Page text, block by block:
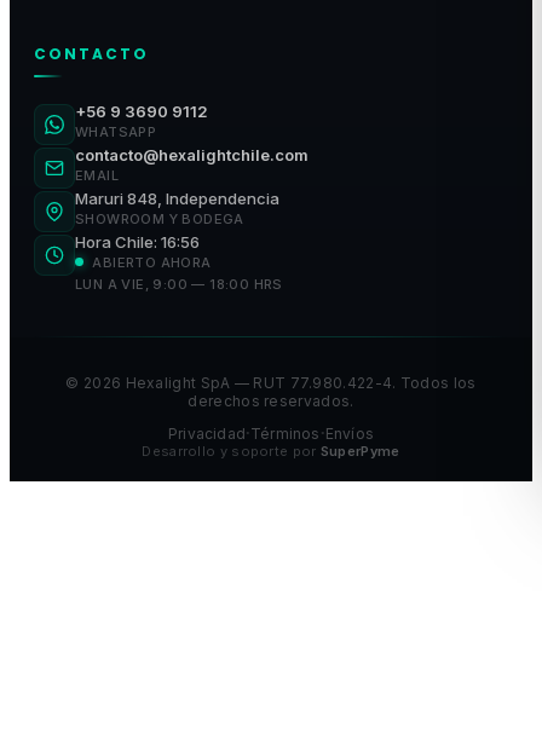
CONTACTO
+56 9 3690 9112
WHATSAPP
contacto@hexalightchile.com
EMAIL
Maruri 848, Independencia
SHOWROOM Y BODEGA
Hora Chile: 16:56
ABIERTO AHORA
LUN A VIE, 9:00 — 18:00 HRS
© 2026 Hexalight SpA — RUT 77.980.422-4. Todos los
derechos reservados.
Privacidad•Términos •Envíos
Desarrollo y soporte por SuperPyme